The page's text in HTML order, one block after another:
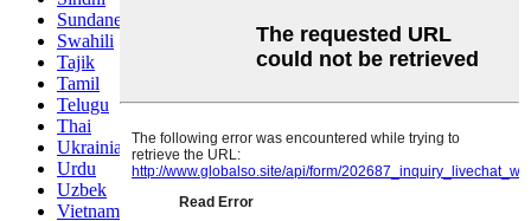
Sundanese
Swahili
Tajik
Tamil
Telugu
Thai
Ukrainian
Urdu
Uzbek
Vietnamese